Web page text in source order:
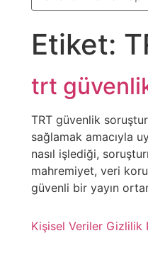
Etiket:
trt
TRT güvenlik
sağlamak amacıyla
nasıl işlediği,
mahremiyet, veri
güvenli bir yayın
Kişisel Veriler Gizlilik